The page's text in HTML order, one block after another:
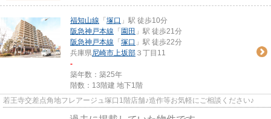
福知山線 「 塚口 」駅 徒歩10分
阪急神戸本線 「 園田 」駅 徒歩21分
阪急神戸本線 「 塚口 」駅 徒歩22分
兵庫県尼崎市上坂部 ３丁目11
-
築年数：築25年
階数：13階建 地下1階
若王寺交差点角地フレアージュ塚口1階店舗♪造作等お気軽にご相談ください♪